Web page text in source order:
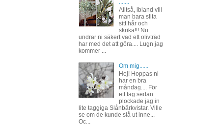
Alltså, ibland vill
man bara slita
sitt hår och
skrika!!! Nu
undrar ni säkert vad ett olivträd
har med det att göra.... Lugn jag
kommer ...
Om mig......
Hej! Hoppas ni
har en bra
måndag.... För
ett tag sedan
plockade jag in
lite taggiga Slånbärkvistar. Ville
se om de kunde slå ut inne...
Oc...